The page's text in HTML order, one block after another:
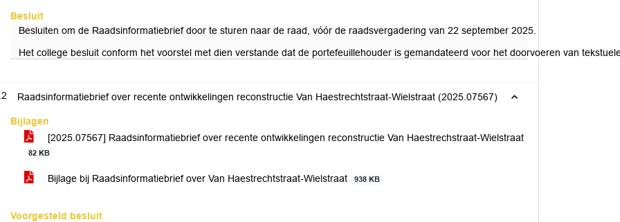
Besluit
Besluiten om de Raadsinformatiebrief door te sturen naar de raad, vóór de raadsvergadering van 22 september 2025.
Het college besluit conform het voorstel met dien verstande dat de portefeuillehouder is gemandateerd voor het doorvoeren van
Raadsinformatiebrief over recente ontwikkelingen reconstructie Van Haestrechtstraat-Wielstraat (2025.07567)
Bijlagen
[2025.07567] Raadsinformatiebrief over recente ontwikkelingen reconstructie Van Haestrechstraat-Wielstraat
82 KB
Bijlage bij Raadsinformatiebrief over Van Haestrechtstraat-Wielstraat 938 KB
Voorgesteld besluit